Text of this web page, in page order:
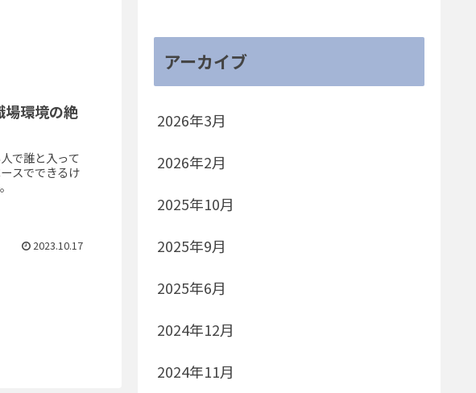
場環境の絶
で誰と入って
スでできるけ
2023.10.17
アーカイブ
2026年3月
2026年2月
2025年10月
2025年9月
2025年6月
2024年12月
2024年11月